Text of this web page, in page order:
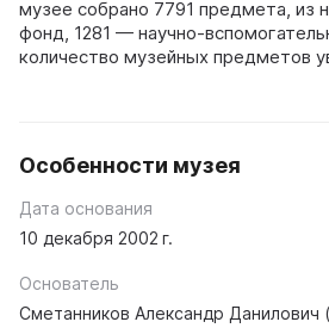
музее собрано 7791 предмета, из
фонд, 1281 — научно-
количество музейных предметов
Особенности музея
Дата основания
10 декабря 2002 г.
Основатель
Сметанников Александр Данилович